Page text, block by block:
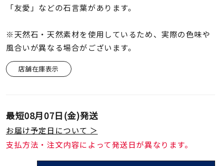
リングサイズ
メンズ
リングサイズ
価格 ¥0
在庫 在庫ありのみ すべて表示
「友愛」などの石言葉があります。
※天然石・天然素材を使用しているため、実際の色味や
風合いが異なる場合がございます。
店舗在庫表示
最短08月07日(金)発送
お届け予定日について ＞
支払方法・注文内容によって発送日が異なります。